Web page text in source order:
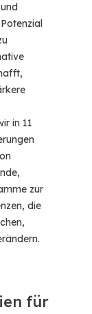
in 11
zur
die
für